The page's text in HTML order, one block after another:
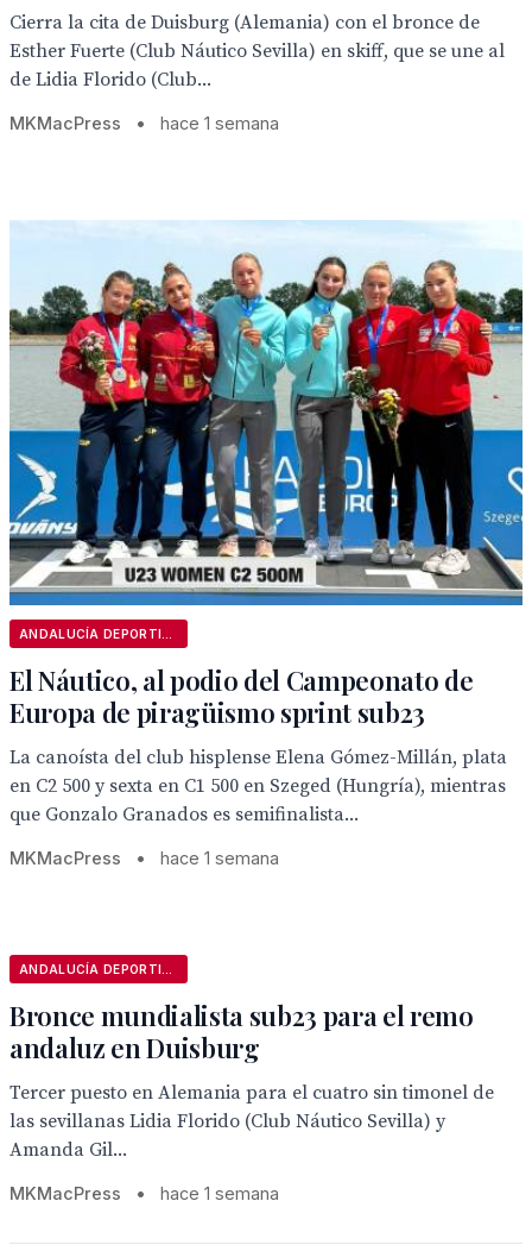
Cierra la cita de Duisburg (Alemania) con el bronce de
Esther Fuerte (Club Náutico Sevilla) en skiff, que se une al
de Lidia Florido (Club...
MKMacPress • hace 1 semana
El Náutico, al podio del Campeonato de
Europa de piragüismo sprint sub23
La canoísta del club hisplense Elena Gómez-Millán, plata
en C2 500 y sexta en C1 500 en Szeged (Hungría), mientras
que Gonzalo Granados es semifinalista...
MKMacPress • hace 1 semana
Bronce mundialista sub23 para el remo
andaluz en Duisburg
Tercer puesto en Alemania para el cuatro sin timonel de
las sevillanas Lidia Florido (Club Náutico Sevilla) y
Amanda Gil...
MKMacPress • hace 1 semana